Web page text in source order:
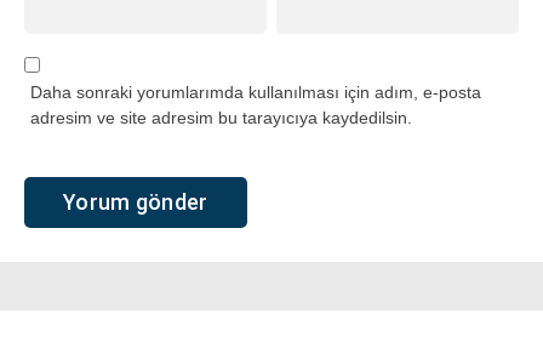
Daha sonraki yorumlarımda kullanılması için adım, e-posta
adresim ve site adresim bu tarayıcıya kaydedilsin.